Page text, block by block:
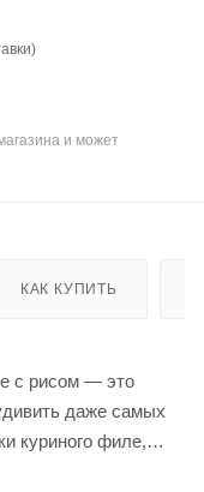
и может
КАК КУПИТЬ
с рисом — это
даже самых
куриного филе,